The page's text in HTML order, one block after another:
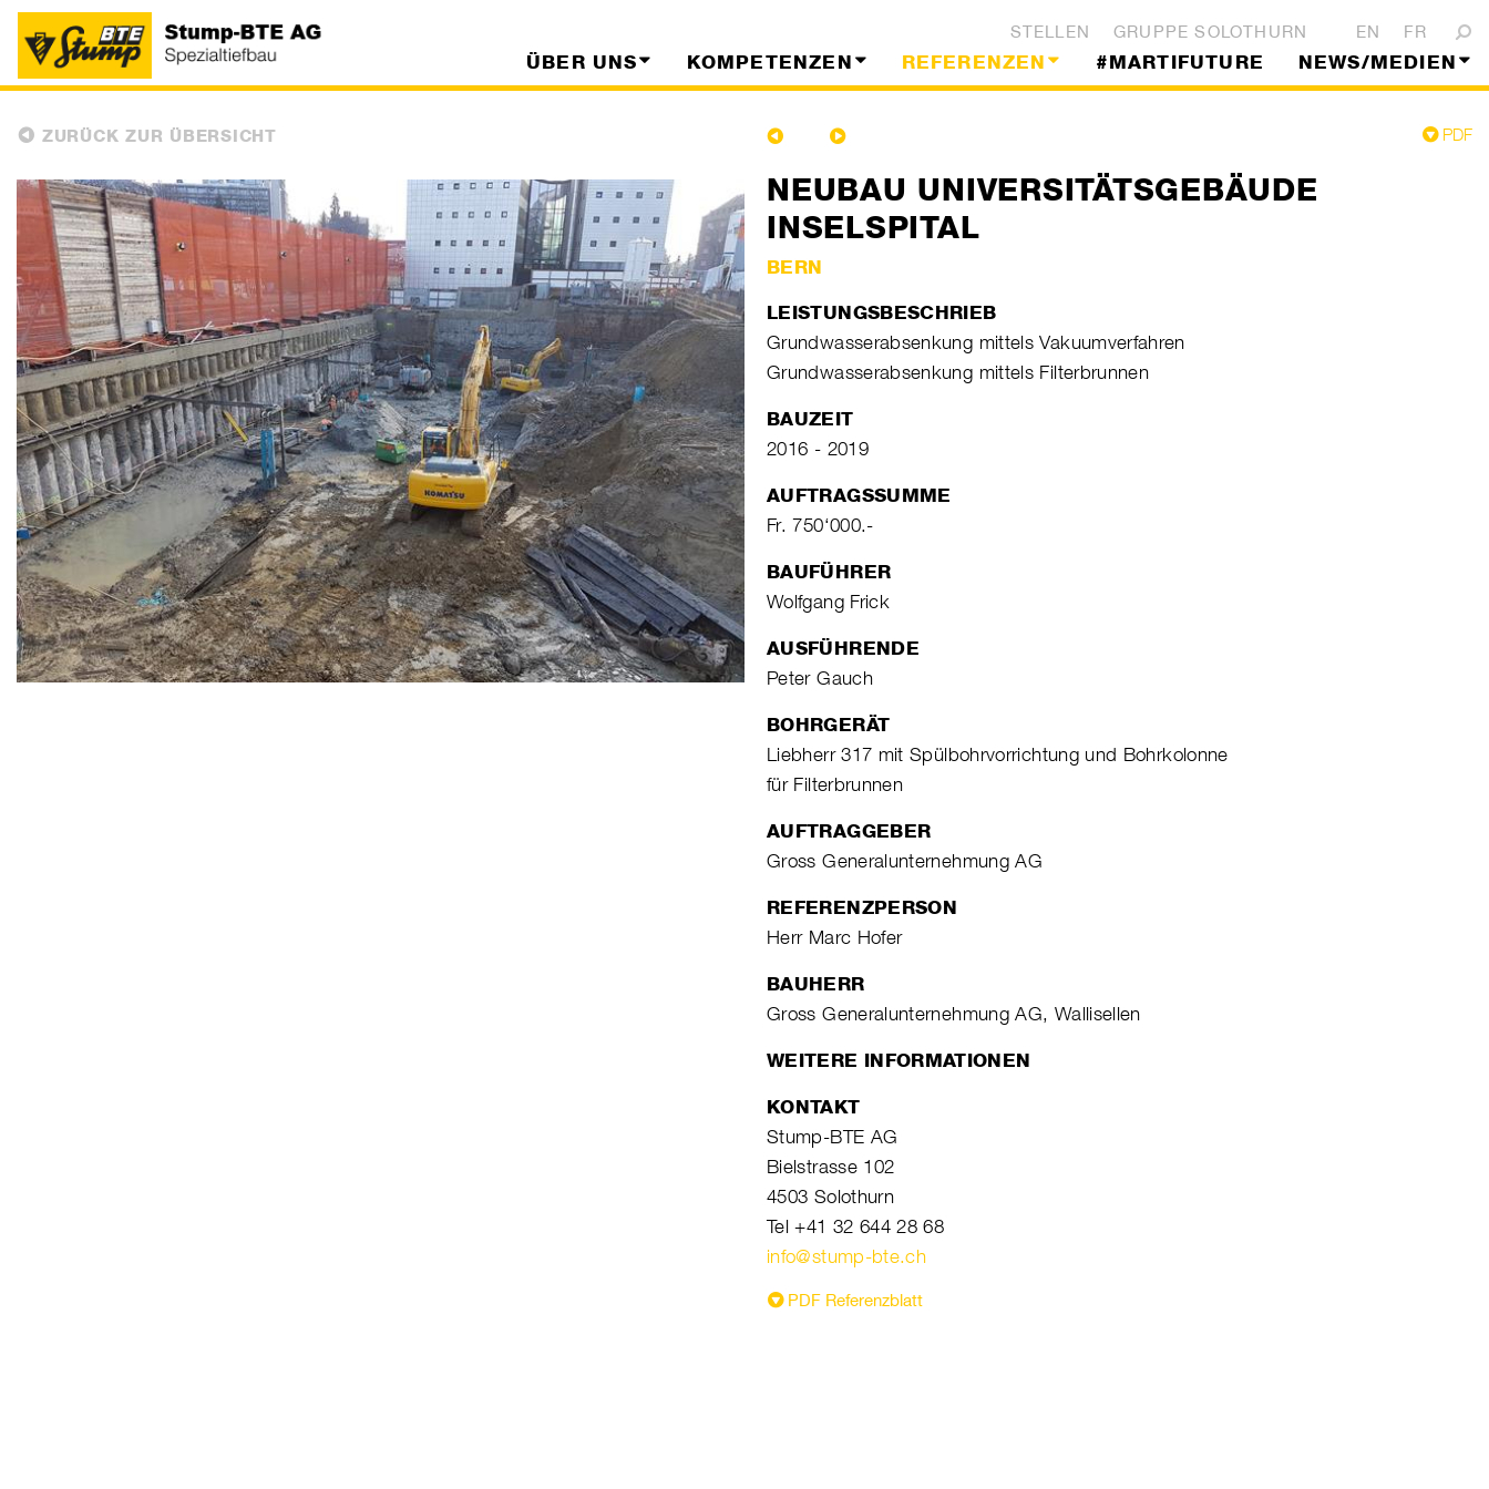
STELLEN GRUPPE SOLOTHURN EN FR
ÜBER UNS KOMPETENZEN REFERENZEN #MARTIFUTURE NEWS/MEDIEN
ZURÜCK ZUR ÜBERSICHT PDF
NEUBAU UNIVERSITÄTSGEBÄUDE
INSELSPITAL
BERN
LEISTUNGSBESCHRIEB
Grundwasserabsenkung mittels Vakuumverfahren
Grundwasserabsenkung mittels Filterbrunnen
BAUZEIT
2016 - 2019
AUFTRAGSSUMME
Fr. 750‘000.-
BAUFÜHRER
Wolfgang Frick
AUSFÜHRENDE
Peter Gauch
BOHRGERÄT
Liebherr 317 mit Spülbohrvorrichtung und Bohrkolonne
für Filterbrunnen
AUFTRAGGEBER
Gross Generalunternehmung AG
REFERENZPERSON
Herr Marc Hofer
BAUHERR
Gross Generalunternehmung AG, Wallisellen
WEITERE INFORMATIONEN
KONTAKT
Stump-BTE AG
Bielstrasse 102
4503 Solothurn
Tel +41 32 644 28 68
info@stump-bte.ch
PDF Referenzblatt